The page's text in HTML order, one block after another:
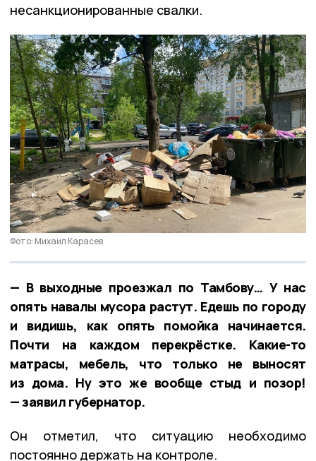
несанкционированные свалки.
Фото: Михаил Карасев
— В выходные проезжал по Тамбову… У нас
опять навалы мусора растут. Едешь по городу
и видишь, как опять помойка начинается.
Почти на каждом перекрёстке. Какие-то
матрасы, мебель, что только не выносят
из дома. Ну это же вообще стыд и позор!
— заявил губернатор.
Он отметил, что ситуацию необходимо
постоянно держать на контроле.